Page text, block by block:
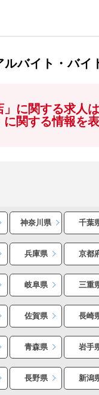
バイト・バイ
」に関する求人
に関する情報を
神奈川県 千葉
兵庫県 京都
岐阜県 三重
佐賀県 長崎
青森県 岩手
長野県 新潟